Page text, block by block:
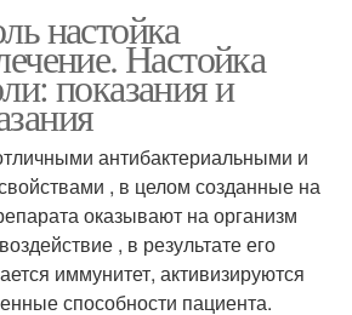
настойка
Настойка
показания и
антибактериальными и
, в целом созданные на
оказывают на организм
, в результате его
иммунитет, активизируются
способности пациента.